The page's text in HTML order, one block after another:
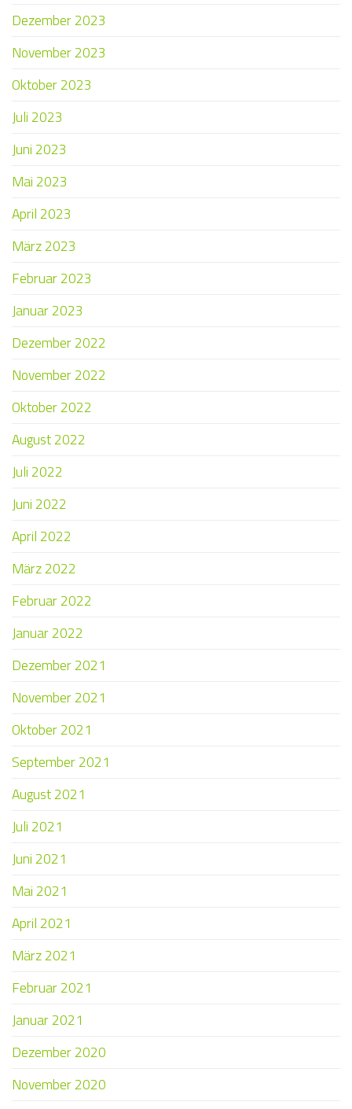
Dezember 2023
November 2023
Oktober 2023
Juli 2023
Juni 2023
Mai 2023
April 2023
März 2023
Februar 2023
Januar 2023
Dezember 2022
November 2022
Oktober 2022
August 2022
Juli 2022
Juni 2022
April 2022
März 2022
Februar 2022
Januar 2022
Dezember 2021
November 2021
Oktober 2021
September 2021
August 2021
Juli 2021
Juni 2021
Mai 2021
April 2021
März 2021
Februar 2021
Januar 2021
Dezember 2020
November 2020